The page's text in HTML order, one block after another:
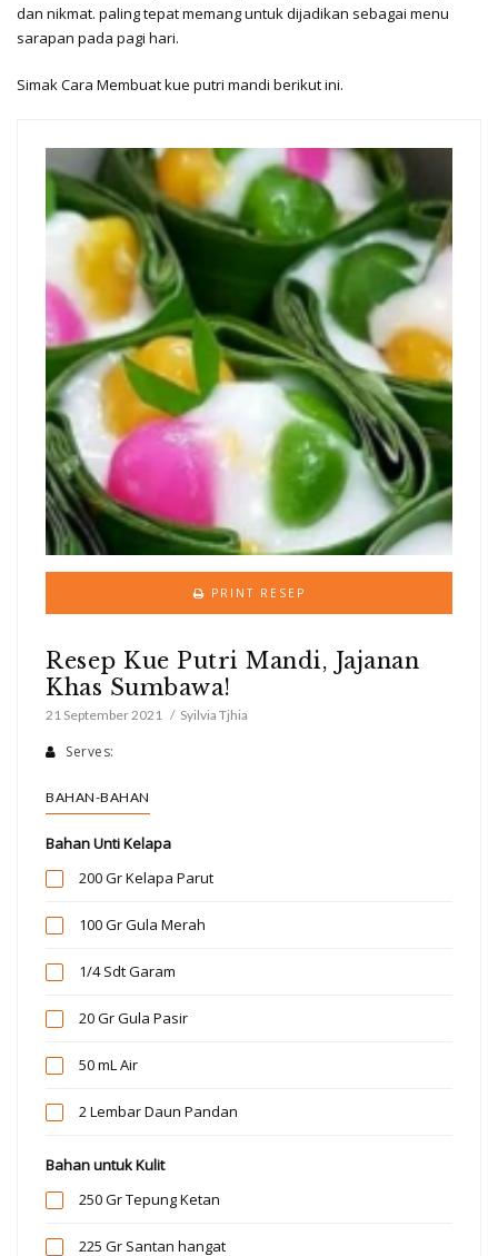
dan nikmat. paling tepat memang untuk dijadikan sebagai menu
sarapan pada pagi hari.
Simak Cara Membuat kue putri mandi berikut ini.
PRINT RESEP
Resep Kue Putri Mandi, Jajanan
Khas Sumbawa!
21 September 2021 Syilvia Tjhia
Serves:
BAHAN-BAHAN
Bahan Unti Kelapa
200 GrKelapa Parut
100 GrGula Merah
1/4 SdtGaram
20 GrGula Pasir
50 mL Air
2 LembarDaun Pandan
Bahan untuk Kulit
250 GrTepung Ketan
225 Gr Santan hangat